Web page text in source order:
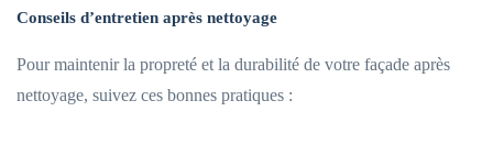
Conseils d’entretien après nettoyage
Pour maintenir la propreté et la durabilité de votre façade après
nettoyage, suivez ces bonnes pratiques :